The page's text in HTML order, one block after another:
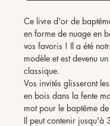
Ce livre d'or de
en forme de nuage en
vos favoris ! Il a été
modèle et est devenu
classique.
Vos invités glisseront
en bois dans la fente
mot pour le baptême
Il peut contenir jusqu'à